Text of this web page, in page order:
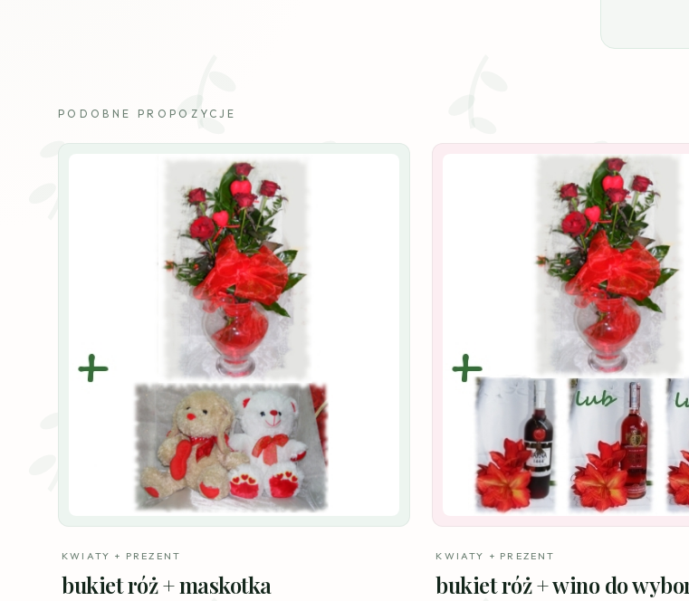
PODOBNE PROPOZYCJE
KWIATY + PREZENT
bukiet róż + maskotka
KWIATY + PREZENT
bukiet róż + wino do